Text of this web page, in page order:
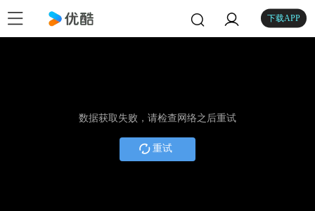
下载APP
数据获取失败，请检查网络之后重试
重试